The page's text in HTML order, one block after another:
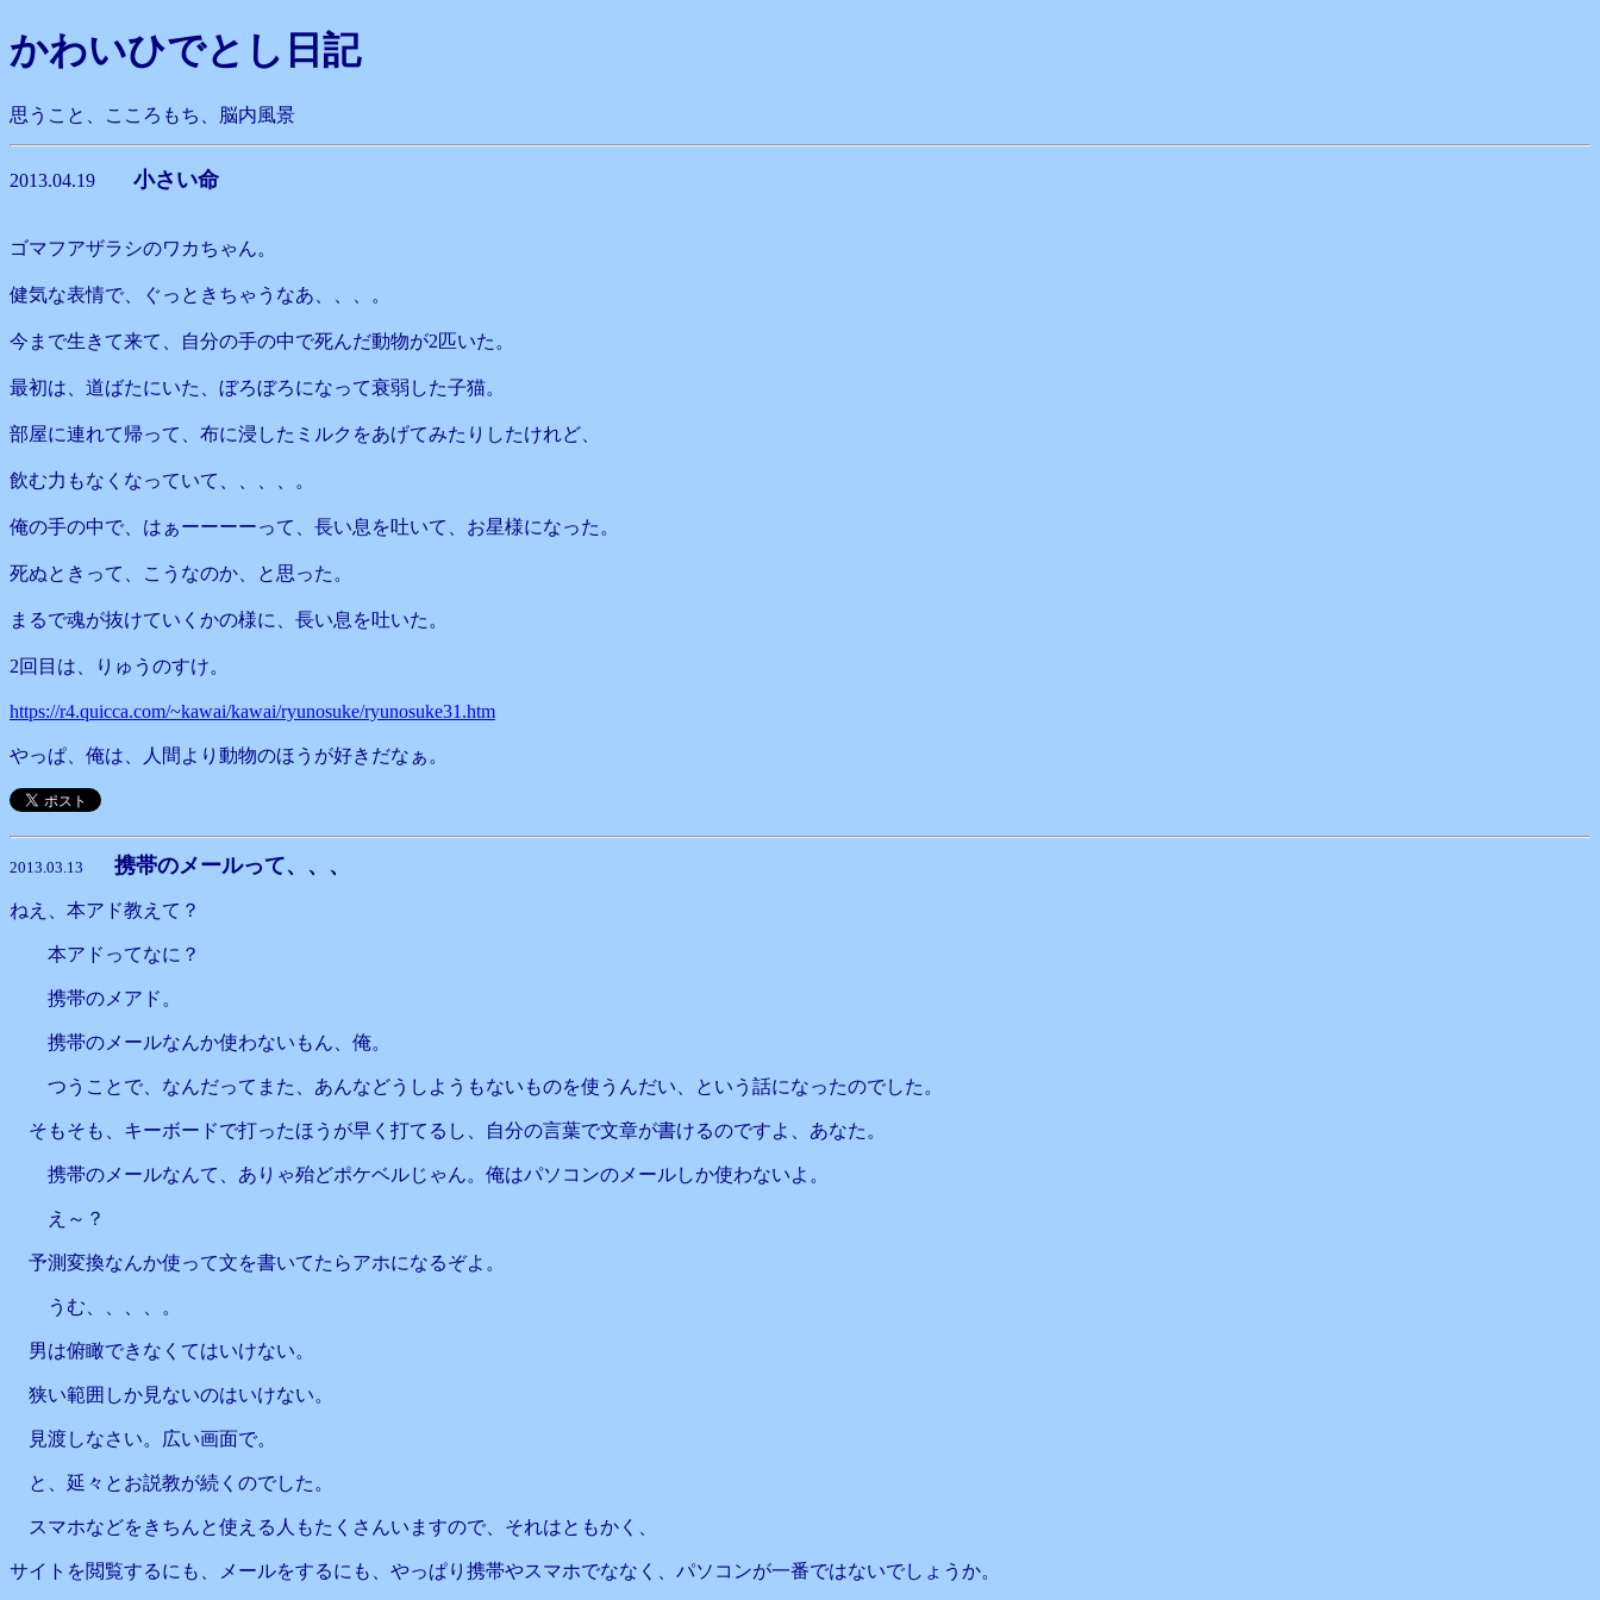
かわいひでとし日記
思うこと、こころもち、脳内風景
2013.04.19 小さい命
ゴマフアザラシのワカちゃん。
健気な表情で、ぐっときちゃうなあ、、、。
今まで生きて来て、自分の手の中で死んだ動物が2匹いた。
最初は、道ばたにいた、ぼろぼろになって衰弱した子猫。
部屋に連れて帰って、布に浸したミルクをあげてみたりしたけれど、
飲む力もなくなっていて、、、、。
俺の手の中で、はぁーーーーって、長い息を吐いて、お星様になった。
死ぬときって、こうなのか、と思った。
まるで魂が抜けていくかの様に、長い息を吐いた。
2回目は、りゅうのすけ。
https://r4.quicca.com/~kawai/kawai/ryunosuke/ryunosuke31.htm
やっぱ、俺は、人間より動物のほうが好きだなぁ。
2013.03.13 携帯のメールって、、、
ねえ、本アド教えて？
本アドってなに？
携帯のメアド。
携帯のメールなんか使わないもん、俺。
つうことで、なんだってまた、あんなどうしようもないものを使うんだい、という話になったのでした。
そもそも、キーボードで打ったほうが早く打てるし、自分の言葉で文章が書けるのですよ、あなた。
携帯のメールなんて、ありゃ殆どポケベルじゃん。俺はパソコンのメールしか使わないよ。
え～？
予測変換なんか使って文を書いてたらアホになるぞよ。
うむ、、、、。
男は俯瞰できなくてはいけない。
狭い範囲しか見ないのはいけない。
見渡しなさい。広い画面で。
と、延々とお説教が続くのでした。
スマホなどをきちんと使える人もたくさんいますので、それはともかく、
サイトを閲覧するにも、メールをするにも、やっぱり携帯やスマホでななく、パソコンが一番ではないでしょうか。